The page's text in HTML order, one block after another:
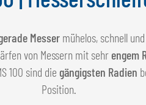
Messer mühelos, schnell
von Messern mit sehr engem
100 sind die gängigsten Radien
Position.